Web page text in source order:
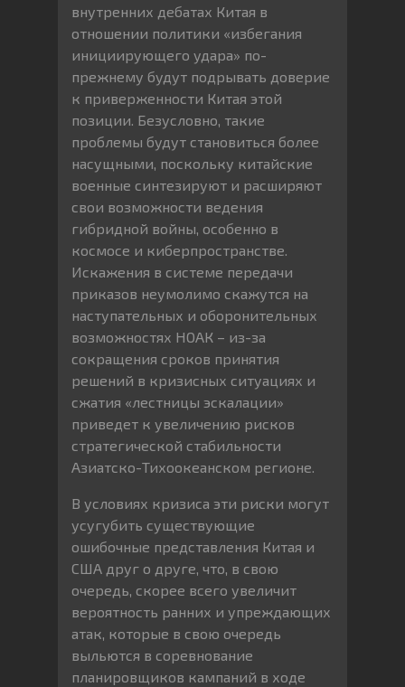
внутренних дебатах Китая в
отношении политики «избегания
инициирующего удара» по-
прежнему будут подрывать доверие
к приверженности Китая этой
позиции. Безусловно, такие
проблемы будут становиться более
насущными, поскольку китайские
военные синтезируют и расширяют
свои возможности ведения
гибридной войны, особенно в
космосе и киберпространстве.
Искажения в системе передачи
приказов неумолимо скажутся на
наступательных и оборонительных
возможностях НОАК – из-за
сокращения сроков принятия
решений в кризисных ситуациях и
сжатия «лестницы эскалации»
приведет к увеличению рисков
стратегической стабильности
Азиатско-Тихоокеанском регионе.
В условиях кризиса эти риски могут
усугубить существующие
ошибочные представления Китая и
США друг о друге, что, в свою
очередь, скорее всего увеличит
вероятность ранних и упреждающих
атак, которые в свою очередь
выльются в соревнование
планировщиков кампаний в ходе